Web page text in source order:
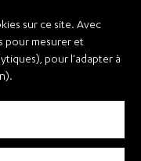
sur ce site. Avec
pour mesurer et
pour l'adapter à